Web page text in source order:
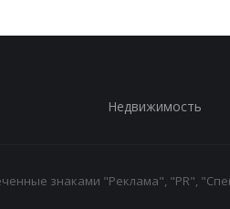
Недвижимость
знаками "Реклама", "PR",